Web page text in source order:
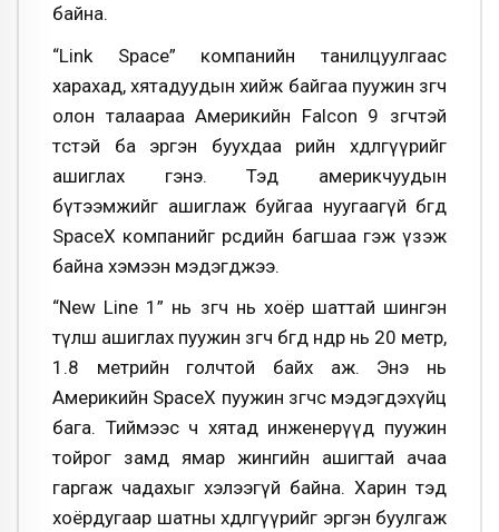
байна.
“Link Space” компанийн танилцуулгаас
харахад, хятадуудын хийж байгаа пуужин зөөгч
олон талаараа Америкийн Falcon 9 зөөгчтэй
төстэй ба эргэн буухдаа өөрийн хөдөлгүүрийг
ашиглах гэнэ. Тэд америкчуудын
бүтээмжийг ашиглаж буйгаа нуугаагүй бөгөөд
SpaceX компанийг өөрсдийн багшаа гэж үзэж
байна хэмээн мэдэгджээ.
“New Line 1” нь зөөгч нь хоёр шаттай шингэн
түлш ашиглах пуужин зөөгч бөгөөд өндөр нь 20 метр,
1.8 метрийн голчтой байх аж. Энэ нь
Америкийн SpaceX пуужин зөөгчөөс мэдэгдэхүйц
бага. Тиймээс ч хятад инженерүүд пуужин
тойрог замд ямар жингийн ашигтай ачаа
гаргаж чадахыг хэлээгүй байна. Харин тэд
хоёрдугаар шатны хөдөлгүүрийг эргэн буулгаж